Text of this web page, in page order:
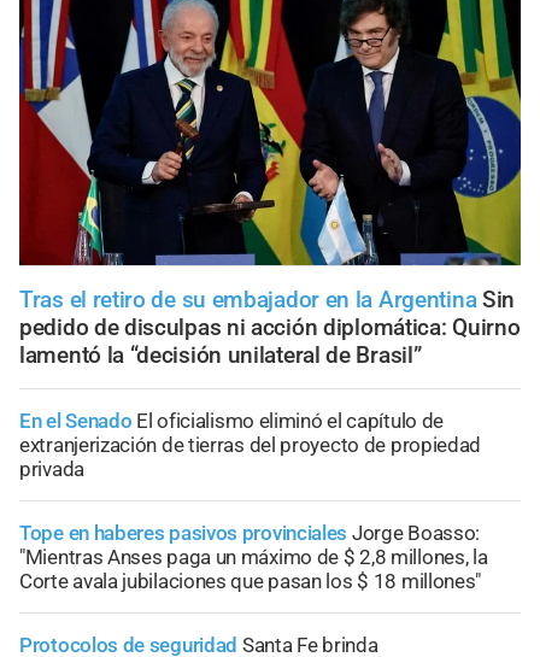
Tras el retiro de su embajador en la Argentina Sin
pedido de disculpas ni acción diplomática: Quirno
lamentó la “decisión unilateral de Brasil”
En el Senado El oficialismo eliminó el capítulo de
extranjerización de tierras del proyecto de propiedad
privada
Tope en haberes pasivos provinciales Jorge Boasso:
"Mientras Anses paga un máximo de $ 2,8 millones, la
Corte avala jubilaciones que pasan los $ 18 millones"
Protocolos de seguridad Santa Fe brinda